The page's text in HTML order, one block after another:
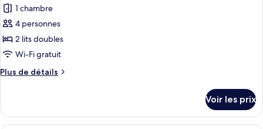
Chambre
Quadruple
les
photos
pour
ce
type
de
Chambre
Quadruple
1 chambre
4 personnes
2 lits doubles
Wi-Fi gratuit
Plus de détails
Plus
le
type
Voir les prix